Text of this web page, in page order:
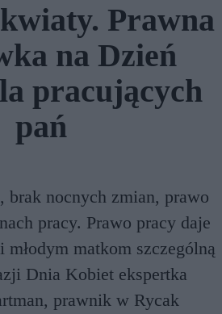
Prawna
na Dzień
pracujących
pań
brak nocnych zmian, prawo
pracy. Prawo pracy daje
matkom szczególną
Dnia Kobiet ekspertka
prawnik w Rycak